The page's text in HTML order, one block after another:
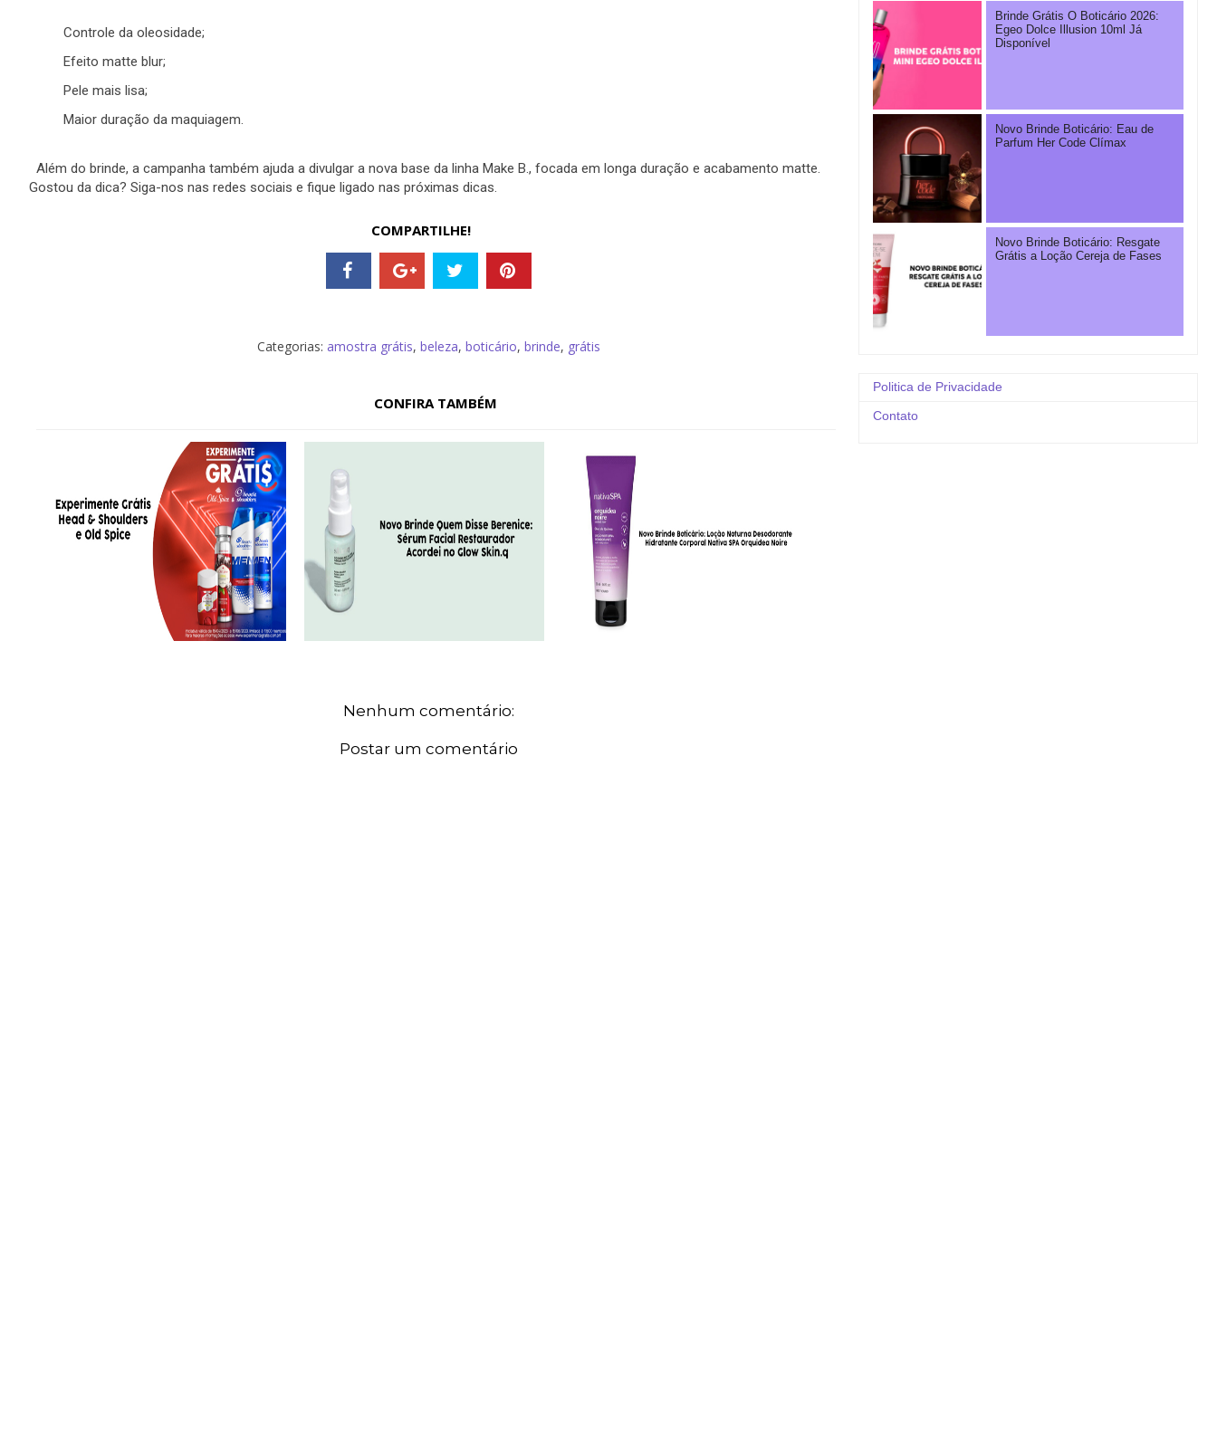
Controle da oleosidade;
Efeito matte blur;
Pele mais lisa;
Maior duração da maquiagem.
Além do brinde, a campanha também ajuda a divulgar a nova base da linha Make B., focada em longa duração e acabamento matte.
Gostou da dica? Siga-nos nas redes sociais e fique ligado nas próximas dicas.
COMPARTILHE!
Categorias: amostra grátis, beleza, boticário, brinde, grátis
CONFIRA TAMBÉM
Nenhum comentário:
Postar um comentário
Brinde Grátis O Boticário 2026:
Egeo Dolce Illusion 10ml Já
Disponível
Novo Brinde Boticário: Eau de
Parfum Her Code Clímax
Novo Brinde Boticário: Resgate
Grátis a Loção Cereja de Fases
Politica de Privacidade
Contato